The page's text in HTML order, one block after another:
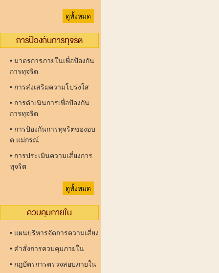
ดูทั้งหมด
การป้องกันการทุจริต
• มาตรการภายในเพื่อป้องกัน
การทุจริต
• การส่งเสริมความโปร่งใส
• การดำเนินการเพื่อป้องกัน
การทุจริต
• การป้องกันการทุจริตของอบ
ต.แม่กรณ์
• การประเมินความเสี่ยงการ
ทุจริต
ดูทั้งหมด
ควบคุมภายใน
• แผนบริหารจัดการความเสี่ยง
• คำสั่งการควบคุมภายใน
• กฎบัตรการตรวจสอบภายใน